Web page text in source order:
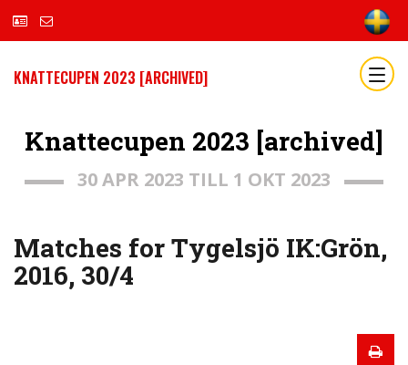
KNATTECUPEN 2023 [ARCHIVED]
Knattecupen 2023 [archived]
30 APR 2023 TILL 1 OKT 2023
Matches for Tygelsjö IK:Grön,
2016, 30/4